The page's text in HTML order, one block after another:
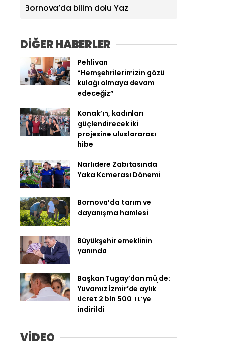
Bornova’da bilim dolu Yaz
DİĞER HABERLER
Pehlivan
“Hemşehrilerimizin gözü
kulağı olmaya devam
edeceğiz”
Konak’ın, kadınları
güçlendirecek iki
projesine uluslararası
hibe
Narlıdere Zabıtasında
Yaka Kamerası Dönemi
Bornova’da tarım ve
dayanışma hamlesi
Büyükşehir emeklinin
yanında
Başkan Tugay’dan müjde:
Yuvamız İzmir’de aylık
ücret 2 bin 500 TL’ye
indirildi
VİDEO